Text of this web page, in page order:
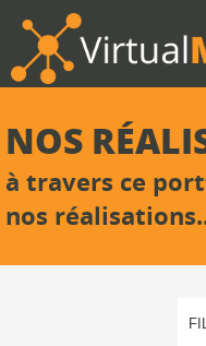
NOS
à travers ce
nos